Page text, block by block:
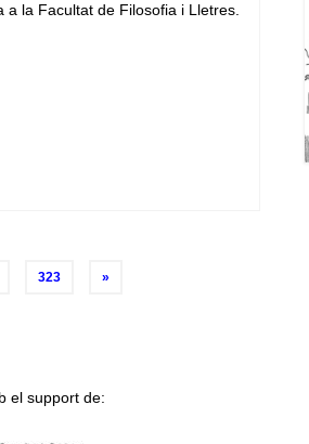
a la Facultat de Filosofia i Lletres.
323 »
el support de: